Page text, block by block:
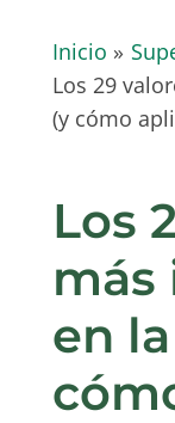
Inicio
Los 29
(y cómo
Los
más
en